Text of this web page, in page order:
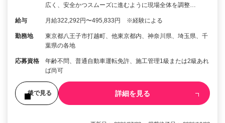
広く、安全かつスムーズに進むように現場全体を調整…
給与 月給322,292円〜495,833円 ※経験による
勤務地
東京都八王子市打越町、他東京都内、神奈川県、埼玉県、千
葉県の各地
応募資格
年齢不問、普通自動車運転免許、施工管理1級または2級あれ
ば尚可
後で見る 詳細を見る